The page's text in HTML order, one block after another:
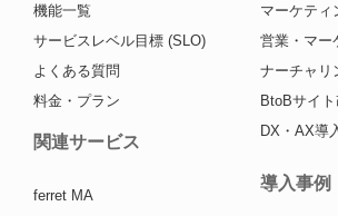
機能一覧
サービスレベル目標 (SLO)
よくある質問
料金・プラン
関連サービス
ferret MA
マーケティ
営業・マー
ナーチャリ
BtoBサイ
DX・AX導
導入事例